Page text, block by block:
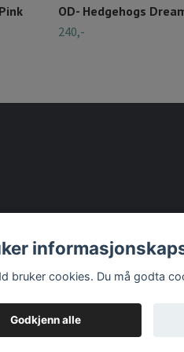
OD- Hedgehogs
240,-
bruker cookies. Du må godta
Godkjenn alle